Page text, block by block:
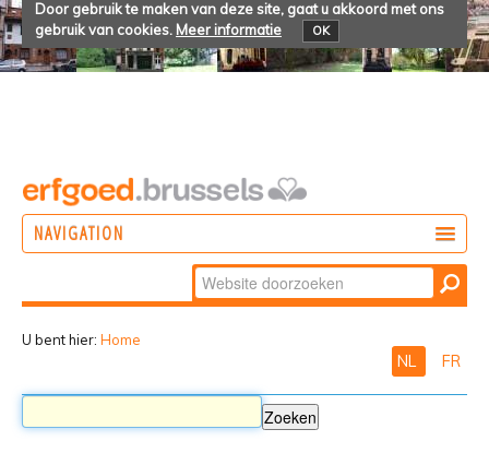
Door gebruik te maken van deze site, gaat u akkoord met ons
gebruik van cookies. Meer informatie OK
NAVIGATION
Zoek
Geavanceerd
U bent hier: Home
NL FR